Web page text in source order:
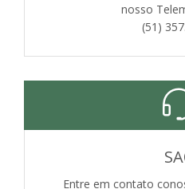
nosso
(51)
Entre em contato